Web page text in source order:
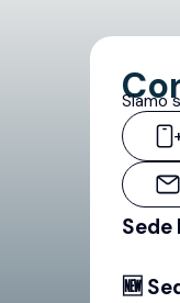
Siamo
Sede
🆕